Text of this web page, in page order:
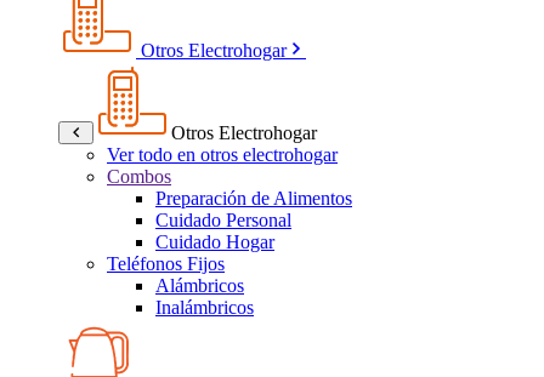
Otros Electrohogar
Otros Electrohogar
Ver todo en otros electrohogar
Combos
Preparación de Alimentos
Cuidado Personal
Cuidado Hogar
Teléfonos Fijos
Alámbricos
Inalámbricos